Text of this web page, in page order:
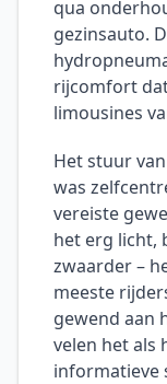
qua
gezinsauto.
rijcomfort
limousines
Het stuur
was
vereiste
het erg licht,
zwaarder –
meeste
gewend aan
velen het als
informatieve